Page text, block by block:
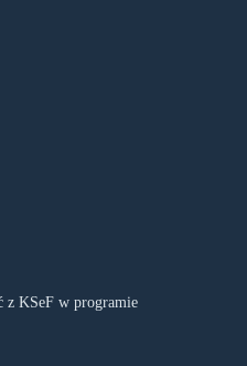
z KSeF w programie